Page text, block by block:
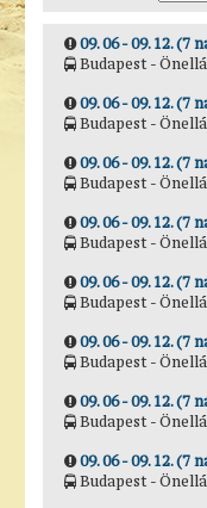
09. 06 - 09. 12. (7
Budapest -
09. 06 - 09. 12. (7
Budapest -
09. 06 - 09. 12. (7
Budapest -
09. 06 - 09. 12. (7
Budapest -
09. 06 - 09. 12. (7
Budapest -
09. 06 - 09. 12. (7
Budapest -
09. 06 - 09. 12. (7
Budapest -
09. 06 - 09. 12. (7
Budapest -